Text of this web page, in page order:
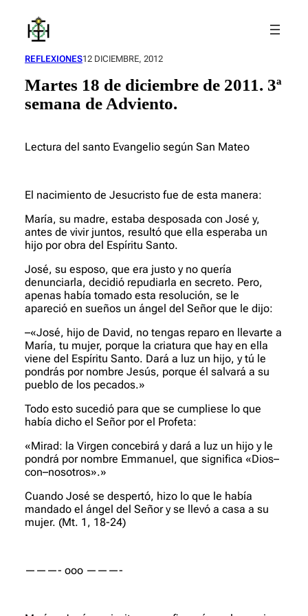
contenido
REFLEXIONES12 DICIEMBRE, 2012
Martes 18 de diciembre de 2011. 3ª
semana de Adviento.
Lectura del santo Evangelio según San Mateo
El nacimiento de Jesucristo fue de esta manera:
María, su madre, estaba desposada con José y,
antes de vivir juntos, resultó que ella esperaba un
hijo por obra del Espíritu Santo.
José, su esposo, que era justo y no quería
denunciarla, decidió repudiarla en secreto. Pero,
apenas había tomado esta resolución, se le
apareció en sueños un ángel del Señor que le dijo:
–«José, hijo de David, no tengas reparo en llevarte a
María, tu mujer, porque la criatura que hay en ella
viene del Espíritu Santo. Dará a luz un hijo, y tú le
pondrás por nombre Jesús, porque él salvará a su
pueblo de los pecados.»
Todo esto sucedió para que se cumpliese lo que
había dicho el Señor por el Profeta:
«Mirad: la Virgen concebirá y dará a luz un hijo y le
pondrá por nombre Emmanuel, que significa «Dios–
con–nosotros».»
Cuando José se despertó, hizo lo que le había
mandado el ángel del Señor y se llevó a casa a su
mujer. (Mt. 1, 18-24)
———- ooo ———-